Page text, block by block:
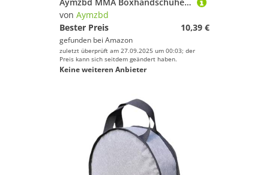
von Aymzbd
Bester Preis
10,39 €
gefunden bei Amazon
zuletzt überprüft am 27.09.2025 um 00:03; der
Preis kann sich seitdem geändert haben.
Keine weiteren Anbieter